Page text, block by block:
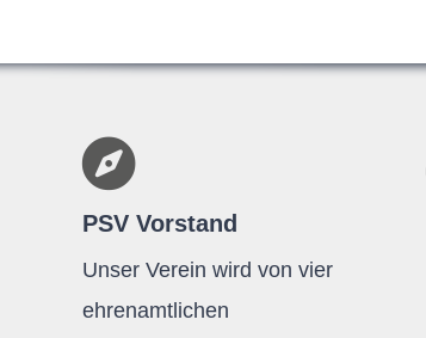
PSV Vorstand
Unser Verein wird von vier
ehrenamtlichen